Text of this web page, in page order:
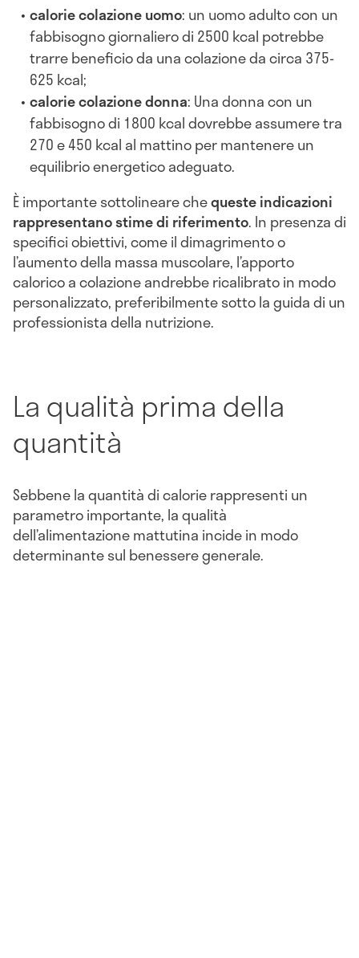
calorie colazione uomo: un uomo adulto con un
fabbisogno giornaliero di 2500 kcal potrebbe
trarre beneficio da una colazione da circa 375-
625 kcal;
calorie colazione donna: Una donna con un
fabbisogno di 1800 kcal dovrebbe assumere tra
270 e 450 kcal al mattino per mantenere un
equilibrio energetico adeguato.
È importante sottolineare chequeste indicazioni
rappresentano stime di riferimento. In presenza di
specifici obiettivi, come il dimagrimento o
l’aumento della massa muscolare, l’apporto
calorico a colazione andrebbe ricalibrato in modo
personalizzato, preferibilmente sotto la guida di un
professionista della nutrizione.
La qualità prima della
quantità
Sebbene la quantità di calorie rappresenti un
parametro importante, la qualità
dell’alimentazione mattutina incide in modo
determinante sul benessere generale.